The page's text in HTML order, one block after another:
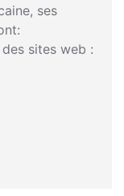
ses
sites web :